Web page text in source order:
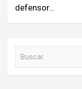
defensor…